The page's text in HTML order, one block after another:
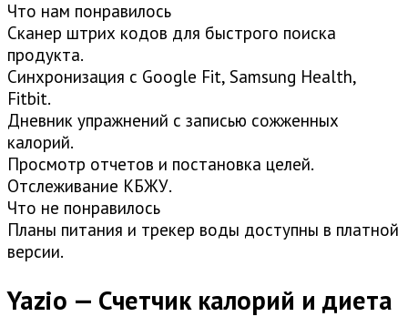
Что нам понравилось
Сканер штрих кодов для быстрого поиска
продукта.
Синхронизация с Google Fit, Samsung Health,
Fitbit.
Дневник упражнений с записью сожженных
калорий.
Просмотр отчетов и постановка целей.
Отслеживание КБЖУ.
Что не понравилось
Планы питания и трекер воды доступны в платной
версии.
Yazio — Счетчик калорий и диета